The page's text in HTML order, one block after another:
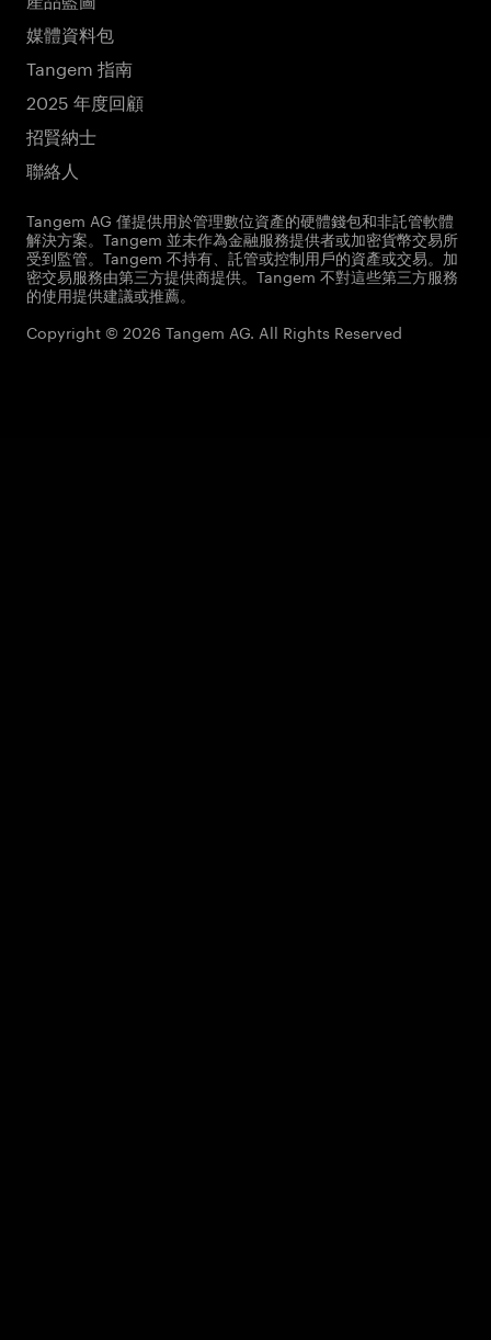
媒體資料包
Tangem 指南
2025 年度回顧
招賢納士
聯絡人
Tangem AG 僅提供用於管理數位資產的硬體錢包和非託管軟體
解決方案。Tangem 並未作為金融服務提供者或加密貨幣交易所
受到監管。Tangem 不持有、託管或控制用戶的資產或交易。加
密交易服務由第三方提供商提供。Tangem 不對這些第三方服務
的使用提供建議或推薦。